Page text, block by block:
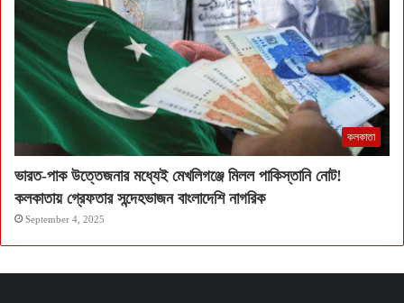
কলকাতা
ভারত-পাক উত্তেজনার মধ্যেই মেখলিগঞ্জে মিলল পাকিস্তানি নোট!
কলকাতায় গ্রেফতার সন্দেহভাজন বাংলাদেশি নাগরিক
September 4, 2025